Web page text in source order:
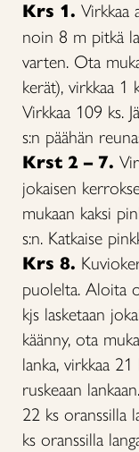
Krs 1. Virkkaa
noin 8 m pitkä
varten. Ota
kerät), virkkaa 1
Virkkaa 109 ks.
s:n päähän
Krst 2 – 7.
jokaisen
mukaan kaksi
s:n. Katkaise
Krs 8.
puolelta. Aloita
kjs lasketaan
käänny, ota
lanka, virkkaa
ruskeaan
22 ks oranssilla
ks oranssilla